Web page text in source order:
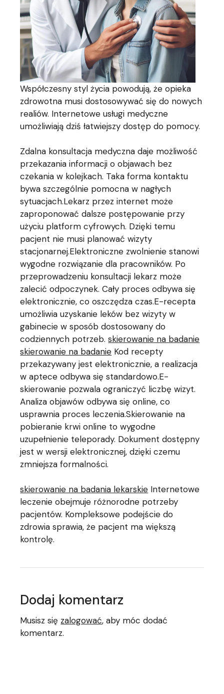
Współczesny styl życia powodują, że opieka
zdrowotna musi dostosowywać się do nowych
realiów. Internetowe usługi medyczne
umożliwiają dziś łatwiejszy dostęp do pomocy.
Zdalna konsultacja medyczna daje możliwość
przekazania informacji o objawach bez
czekania w kolejkach. Taka forma kontaktu
bywa szczególnie pomocna w nagłych
sytuacjach.Lekarz przez internet może
zaproponować dalsze postępowanie przy
użyciu platform cyfrowych. Dzięki temu
pacjent nie musi planować wizyty
stacjonarnej.Elektroniczne zwolnienie stanowi
wygodne rozwiązanie dla pracowników. Po
przeprowadzeniu konsultacji lekarz może
zalecić odpoczynek. Cały proces odbywa się
elektronicznie, co oszczędza czas.E-recepta
umożliwia uzyskanie leków bez wizyty w
gabinecie w sposób dostosowany do
codziennych potrzeb.skierowanie na badanie
skierowanie na badanie Kod recepty
przekazywany jest elektronicznie, a realizacja
w aptece odbywa się standardowo.E-
skierowanie pozwala ograniczyć liczbę wizyt.
Analiza objawów odbywa się online, co
usprawnia proces leczenia.Skierowanie na
pobieranie krwi online to wygodne
uzupełnienie teleporady. Dokument dostępny
jest w wersji elektronicznej, dzięki czemu
zmniejsza formalności.
skierowanie na badania lekarskie Internetowe
leczenie obejmuje różnorodne potrzeby
pacjentów. Kompleksowe podejście do
zdrowia sprawia, że pacjent ma większą
kontrolę.
Dodaj komentarz
Musisz się zalogować, aby móc dodać
komentarz.